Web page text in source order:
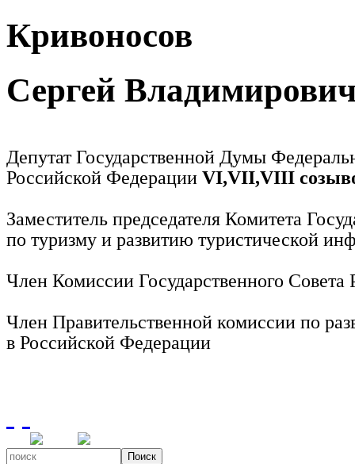
Кривоносов
Сергей
Депутат Государственной Думы
Российской Федерации VI,VII,VIII
Заместитель председателя Комитета
по туризму и развитию туристической
Член Комиссии Государственного
Член Правительственной комиссии по
в Российской Федерации
Поиск